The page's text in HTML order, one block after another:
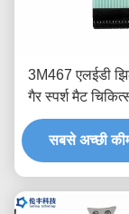
3M467 एलईडी
गैर स्पर्श मैट
सबसे अच्छी